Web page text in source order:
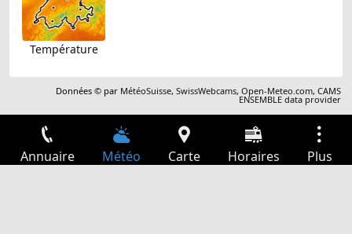
Température
Données © par MétéoSuisse,SwissWebcams,Open-Meteo.com,CAMS
ENSEMBLE data provider
Annuaire Météo Carte Horaires Plus